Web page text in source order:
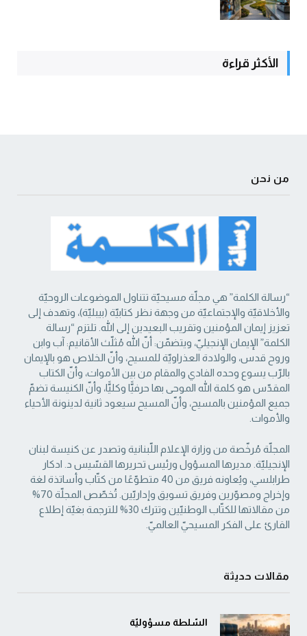
الأكثر قراءة
من نحن
“رسالة الكلمة” هي مجلّة مسيحيّة تتناول الموضوعات الروحيّة
والأخلاقيّة والإجتماعيّة من ‏وجهة نظر كتابيّة (بيبليّة)، وتهدف إلى
تعزيز إيمان المؤمنين وتقريب البعيدين إلى الله. تلتزم “رسالة
‏الكلمة” الإيمان الإنجيليّ، ويتضمّن: أنّ الله مُثلّث الأقانيم: آب وابن
وروح قدس، والولادة العذراويّة ‏للمسيح، وأنّ الخلاص هو بالإيمان
بالرّب يسوع وحده الفادي والمقام من بين الأموات، وأنّ الكتاب
‏المقدّس هو كلمة الله الموحى بها حرفيًّا وكليًّا، وأنّ الكنيسة تضمّ
جميع المؤمنين بالمسيح، وأنّ المسيح ‏سيعود ثانية لدينونة الأحياء
والأموات. ‏
المجلّة مُرخّصة من وزارة الإعلام اللّبنانية وتصدر عن كنيسة لبنان
الإنجيليّة. مديرها المسؤول ‏ورئيس تحريرها القسّيس د. ادكار
طرابلسي، ويُعاونه فريق من 40 متطوّعًا من كتّاب وأساتذة لغة
‏وإخراج ومصوّرين وفريق تسويق وإداريّين. تُخصّص المجلّة 70%
من مقالاتها للكتّاب الوطنيّين ‏وتترك 30% للترجمة بغيّة إطلاع
القارئ على الفكر المسيحيّ العالميّ.‏
مقالات حديثة
السّلطة مسؤوليّة